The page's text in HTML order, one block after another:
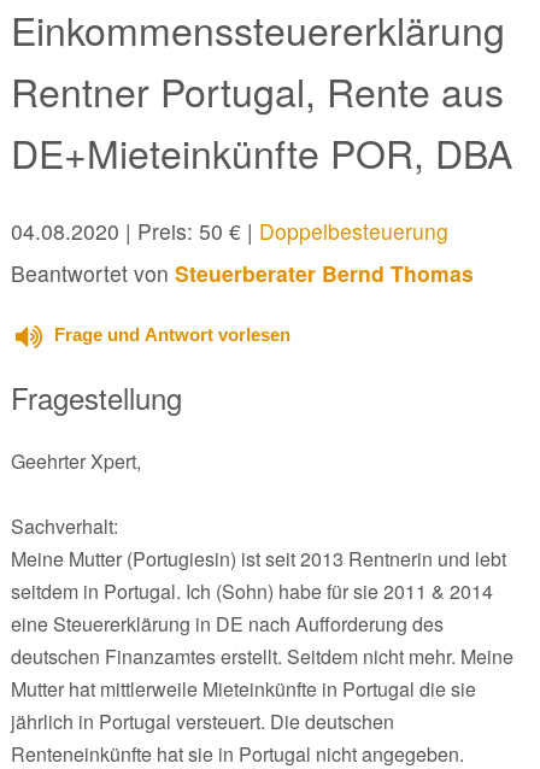
Einkommenssteuererklärung
Rentner Portugal, Rente aus
DE+Mieteinkünfte POR, DBA
04.08.2020 | Preis: 50 € | Doppelbesteuerung
Beantwortet von Steuerberater Bernd Thomas
Frage und Antwort vorlesen
Fragestellung
Geehrter Xpert,
Sachverhalt:
Meine Mutter (Portugiesin) ist seit 2013 Rentnerin und lebt
seitdem in Portugal. Ich (Sohn) habe für sie 2011 & 2014
eine Steuererklärung in DE nach Aufforderung des
deutschen Finanzamtes erstellt. Seitdem nicht mehr. Meine
Mutter hat mittlerweile Mieteinkünfte in Portugal die sie
jährlich in Portugal versteuert. Die deutschen
Renteneinkünfte hat sie in Portugal nicht angegeben.